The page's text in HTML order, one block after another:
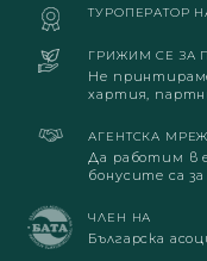
ТУРОПЕРАТОР
ГРИЖИМ СЕ ЗА
Не
хартия,
АГЕНТСКА
Да работим в
бонусите са
ЧЛЕН НА
Българска